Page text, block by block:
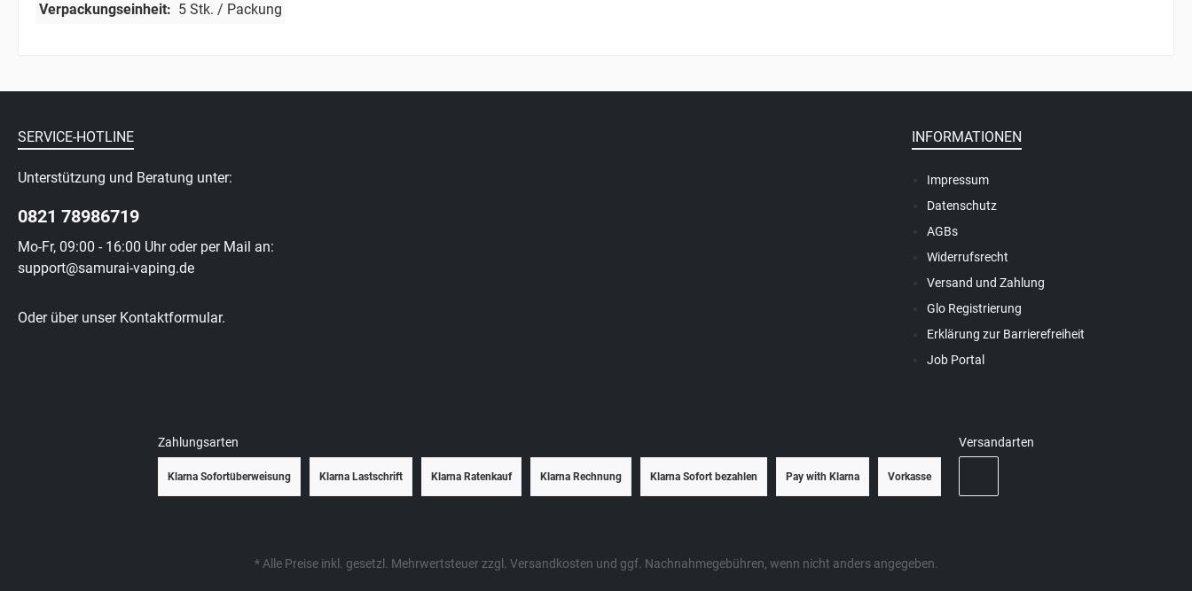
Verpackungseinheit: 5 Stk. / Packung
SERVICE-HOTLINE
Unterstützung und Beratung unter:
0821 78986719
Mo-Fr, 09:00 - 16:00 Uhr oder per Mail an:
support@samurai-vaping.de
Oder über unser Kontaktformular.
INFORMATIONEN
Impressum
Datenschutz
AGBs
Widerrufsrecht
Versand und Zahlung
Glo Registrierung
Erklärung zur Barrierefreiheit
Job Portal
Zahlungsarten
Klarna Sofortüberweisung Klarna Lastschrift Klarna Ratenkauf Klarna Rechnung Klarna Sofort bezahlen Pay with Klarna Vorkasse
Versandarten
* Alle Preise inkl. gesetzl. Mehrwertsteuer zzgl. Versandkosten und ggf. Nachnahmegebühren, wenn nicht anders angegeben.